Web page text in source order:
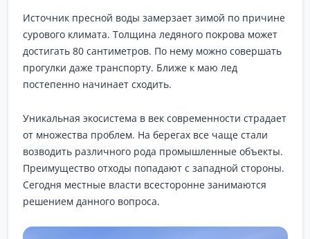
Источник пресной воды замерзает зимой по причине
сурового климата. Толщина ледяного покрова может
достигать 80 сантиметров. По нему можно совершать
прогулки даже транспорту. Ближе к маю лед
постепенно начинает сходить.
Уникальная экосистема в век современности страдает
от множества проблем. На берегах все чаще стали
возводить различного рода промышленные объекты.
Преимущество отходы попадают с западной стороны.
Сегодня местные власти всесторонне занимаются
решением данного вопроса.